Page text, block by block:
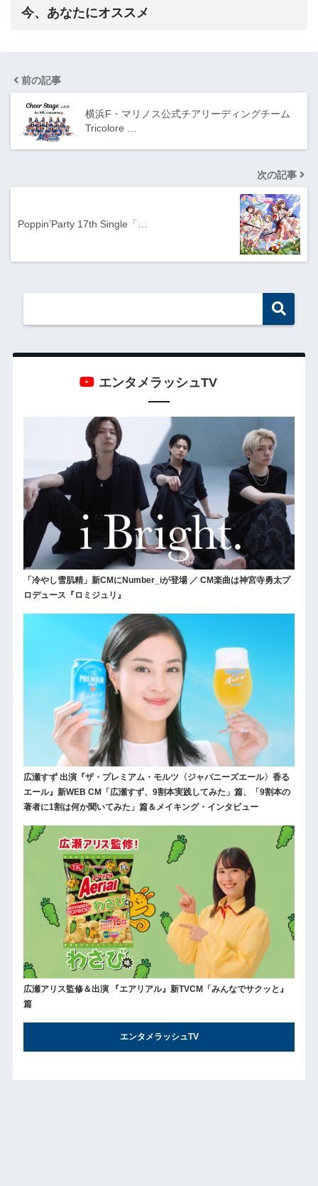
今、あなたにオススメ
前の記事
横浜F・マリノス公式チアリーディングチーム
Tricolore …
次の記事
Poppin’Party 17th Single「…
エンタメラッシュTV
「冷やし雪肌精」新CMにNumber_iが登場 ／ CM楽曲は神宮寺勇太プ
ロデュース『ロミジュリ』
広瀬すず 出演『ザ・プレミアム・モルツ〈ジャパニーズエール〉香る
エール』新WEB CM「広瀬すず、9割本実践してみた」篇、「9割本の
著者に1割は何か聞いてみた」篇＆メイキング・インタビュー
広瀬アリス監修＆出演 『エアリアル』新TVCM「みんなでサクッと』
篇
エンタメラッシュTV